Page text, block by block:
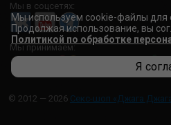
Мы в соцсетях:
Мы принимаем:
© 2012 — 2026 Секс-шоп «Джага
Мы используем cookie-файлы для
Продолжая использование, вы
Политикой по обработке
Я